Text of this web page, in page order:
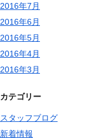
2016年7月
2016年6月
2016年5月
2016年4月
2016年3月
カテゴリー
スタッフブログ
新着情報